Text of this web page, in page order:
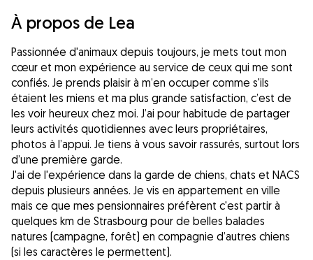
À propos de Lea
Passionnée d'animaux depuis toujours, je mets tout mon
cœur et mon expérience au service de ceux qui me sont
confiés. Je prends plaisir à m’en occuper comme s'ils
étaient les miens et ma plus grande satisfaction, c’est de
les voir heureux chez moi. J’ai pour habitude de partager
leurs activités quotidiennes avec leurs propriétaires,
photos à l’appui. Je tiens à vous savoir rassurés, surtout lors
d’une première garde.
J'ai de l'expérience dans la garde de chiens, chats et NACS
depuis plusieurs années. Je vis en appartement en ville
mais ce que mes pensionnaires préfèrent c'est partir à
quelques km de Strasbourg pour de belles balades
natures (campagne, forêt) en compagnie d’autres chiens
(si les caractères le permettent).